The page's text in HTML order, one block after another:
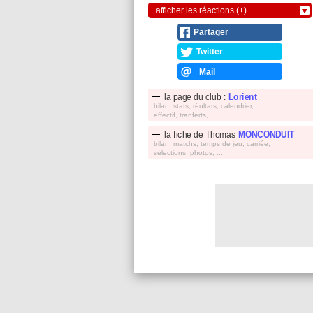
afficher les réactions (+)
Partager
Twitter
Mail
la page du club : Lorient
bilan, stats, réultats, calendrier,
effectif, tranferts, ...
la fiche de Thomas MONCONDUIT
bilan, matchs, temps de jeu, carriée,
sélections, photos, ...